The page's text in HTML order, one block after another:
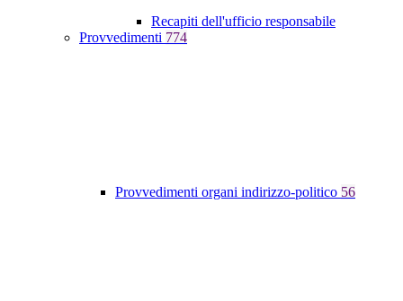
Recapiti dell'ufficio responsabile
Provvedimenti 774
Provvedimenti organi indirizzo-politico 56